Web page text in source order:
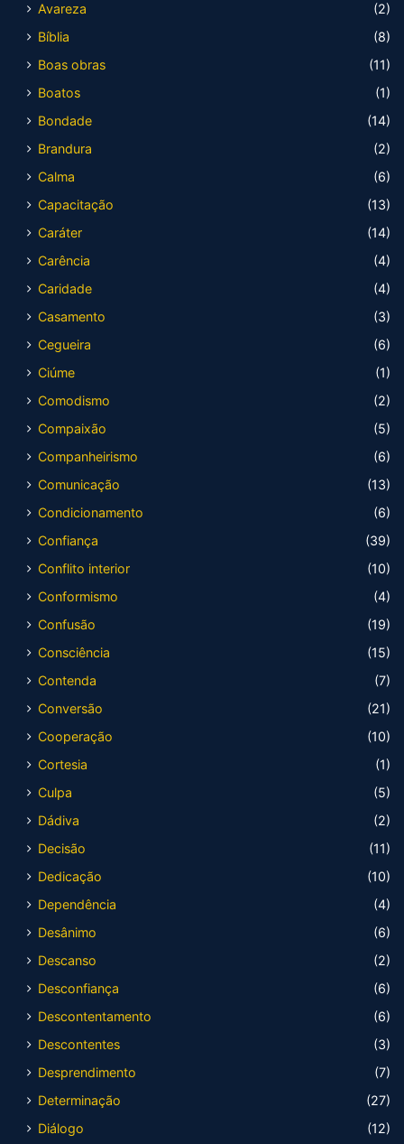
Avareza
(2)
Bíblia
(8)
Boas obras
(11)
Boatos
(1)
Bondade
(14)
Brandura
(2)
Calma
(6)
Capacitação
(13)
Caráter
(14)
Carência
(4)
Caridade
(4)
Casamento
(3)
Cegueira
(6)
Ciúme
(1)
Comodismo
(2)
Compaixão
(5)
Companheirismo
(6)
Comunicação
(13)
Condicionamento
(6)
Confiança
(39)
Conflito interior
(10)
Conformismo
(4)
Confusão
(19)
Consciência
(15)
Contenda
(7)
Conversão
(21)
Cooperação
(10)
Cortesia
(1)
Culpa
(5)
Dádiva
(2)
Decisão
(11)
Dedicação
(10)
Dependência
(4)
Desânimo
(6)
Descanso
(2)
Desconfiança
(6)
Descontentamento
(6)
Descontentes
(3)
Desprendimento
(7)
Determinação
(27)
Diálogo
(12)